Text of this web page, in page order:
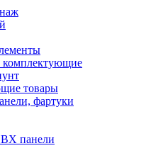
товары
фартуки
панели